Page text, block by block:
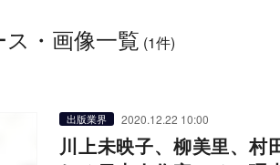
・画像一覧 (1件)
出版業界 2020.12.22 10:00
川上未映子、柳美里、